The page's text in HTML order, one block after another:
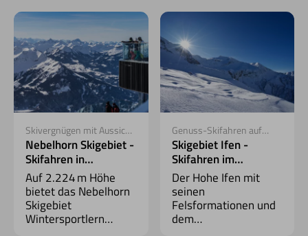
Bewegung in einer
Tour verbinden
möchten.
und traumhaftem
360° Panorama. Die
Besonderheit: Hier
fährt man sowohl in
Deutschland als auch
in Österreich Ski!
Skivergnügen mit Aussicht
auf über 400 Gipfel
Nebelhorn Skigebiet -
Skifahren in
Oberstdorf im Allgäu
Auf 2.224 m Höhe
bietet das Nebelhorn
Skigebiet
Wintersportlern
Genuss-Skifahren auf
sonnigen Hängen
Skigebiet Ifen -
Skifahren im
Kleinwalsertal mit
traumhafter Aussicht
Der Hohe Ifen mit
seinen
Felsformationen und
dem